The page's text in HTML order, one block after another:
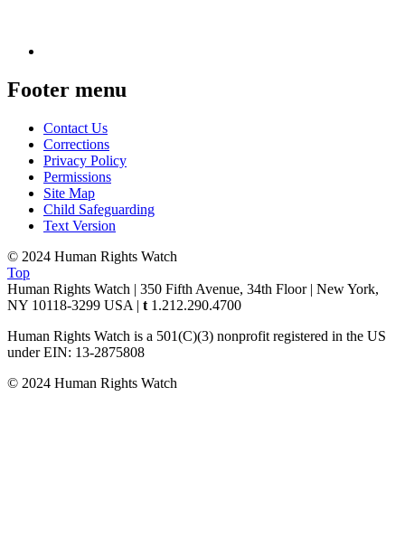
Footer menu
Contact Us
Corrections
Privacy Policy
Permissions
Site Map
Child Safeguarding
Text Version
© 2024 Human Rights Watch
Top
Human Rights Watch | 350 Fifth Avenue, 34th Floor | New York,
NY 10118-3299 USA | t 1.212.290.4700
Human Rights Watch is a 501(C)(3) nonprofit registered in the US
under EIN: 13-2875808
© 2024 Human Rights Watch